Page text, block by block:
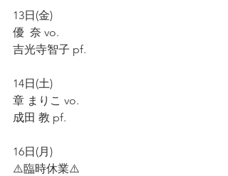
13日(金)
優  奈 vo.
吉光寺智子 pf.
14日(土)
章 まりこ vo.
成田 教 pf.
16日(月)
⚠️臨時休業⚠️